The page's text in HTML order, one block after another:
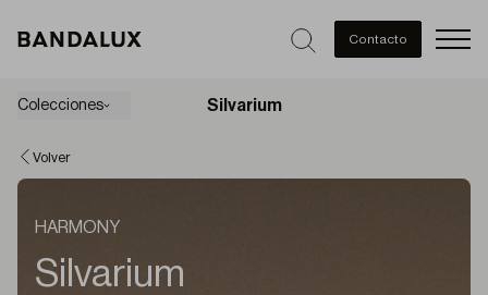
Contacto
Colecciones Silvarium
Volver
HARMONY
Silvarium